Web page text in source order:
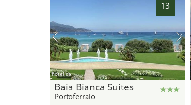
13
hotel.de
Baia Bianca Suites
Portoferraio